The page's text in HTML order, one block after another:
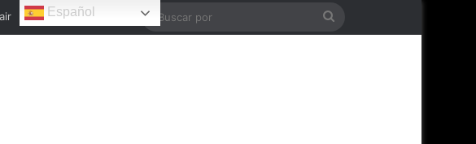
Español
Buscar